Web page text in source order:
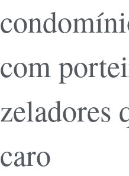
com
zeladores
caro